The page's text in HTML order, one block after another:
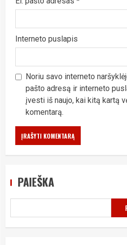
Interneto puslapis
Noriu savo interneto
pašto adresą ir interneto
įvesti iš naujo, kai kitą kartą
komentarą.
PAIEŠKA